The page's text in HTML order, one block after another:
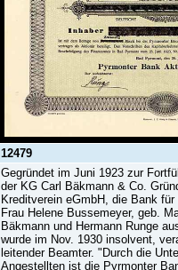
12479
Gegründet im Juni 1923 zur
der KG Carl Bäkmann & Co.
Kreditverein eGmbH, die Bank
Frau Helene Bussemeyer, geb.
Bäkmann und Hermann Runge
wurde im Nov. 1930 insolvent,
leitender Beamter. "Durch die
Angestellten ist die Pyrmonter